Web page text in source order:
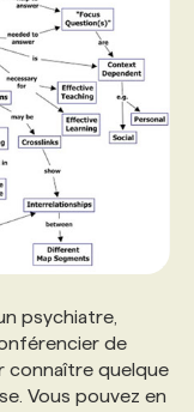
psychiatre,
de
connaître quelque
Vous pouvez en